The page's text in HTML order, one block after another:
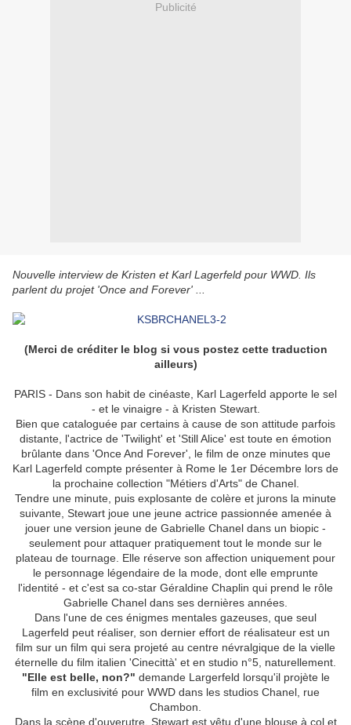
Publicité
Nouvelle interview de Kristen et Karl Lagerfeld pour WWD. Ils
parlent du projet 'Once and Forever' ...
(Merci de créditer le blog si vous postez cette traduction
ailleurs)
PARIS - Dans son habit de cinéaste, Karl Lagerfeld apporte le sel
- et le vinaigre - à Kristen Stewart.
Bien que cataloguée par certains à cause de son attitude parfois
distante, l'actrice de 'Twilight' et 'Still Alice' est toute en émotion
brûlante dans 'Once And Forever', le film de onze minutes que
Karl Lagerfeld compte présenter à Rome le 1er Décembre lors de
la prochaine collection "Métiers d'Arts" de Chanel.
Tendre une minute, puis explosante de colère et jurons la minute
suivante, Stewart joue une jeune actrice passionnée amenée à
jouer une version jeune de Gabrielle Chanel dans un biopic -
seulement pour attaquer pratiquement tout le monde sur le
plateau de tournage. Elle réserve son affection uniquement pour
le personnage légendaire de la mode, dont elle emprunte
l'identité - et c'est sa co-star Géraldine Chaplin qui prend le rôle
Gabrielle Chanel dans ses dernières années.
Dans l'une de ces énigmes mentales gazeuses, que seul
Lagerfeld peut réaliser, son dernier effort de réalisateur est un
film sur un film qui sera projeté au centre névralgique de la vielle
éternelle du film italien 'Cinecittà' et en studio n°5, naturellement.
"Elle est belle, non?" demande Largerfeld lorsqu'il projète le
film en exclusivité pour WWD dans les studios Chanel, rue
Chambon.
Dans la scène d'ouverutre, Stewart est vêtu d'une blouse à col et